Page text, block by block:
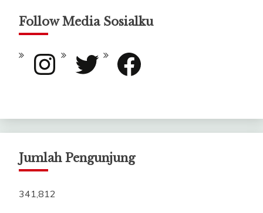
Follow Media Sosialku
Instagram Twitter Facebook
Jumlah Pengunjung
341,812